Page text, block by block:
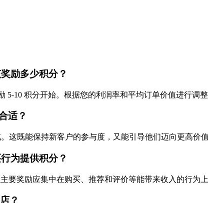
励多少积分？
5-10 积分开始。根据您的利润率和平均订单价值进行调
适？
这既能保持新客户的参与度，又能引导他们迈向更高价值
为提供积分？
要奖励应集中在购买、推荐和评价等能带来收入的行为上
？